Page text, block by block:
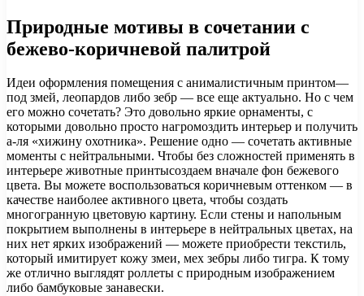
Природные мотивы в сочетании с
бежево-коричневой палитрой
Идеи оформления помещения с анималистичным принтом—
под змей, леопардов либо зебр — все еще актуально. Но с чем
его можно сочетать? Это довольно яркие орнаменты, с
которыми довольно просто нагромоздить интерьер и получить
а-ля «хижину охотника». Решение одно — сочетать активные
моменты с нейтральными. Чтобы без сложностей применять в
интерьере животные принтысоздаем вначале фон бежевого
цвета. Вы можете воспользоваться коричневым оттенком — в
качестве наиболее активного цвета, чтобы создать
многогранную цветовую картину. Если стены и напольным
покрытием выполнены в интерьере в нейтральных цветах, на
них нет ярких изображений — можете приобрести текстиль,
который имитирует кожу змеи, мех зебры либо тигра. К тому
же отлично выглядят роллеты с природным изображением
либо бамбуковые занавески.